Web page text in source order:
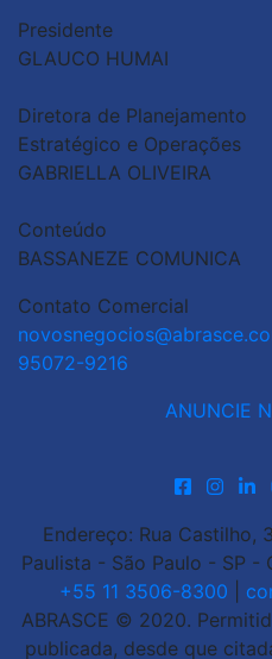
Presidente
GLAUCO HUMAI
Diretora de Planejamento
Estratégico e Operações
GABRIELLA OLIVEIRA
Conteúdo
BASSANEZE COMUNICA
Contato Comercial
95072-9216
ANUNCIE
Endereço: Rua Castilho,
Paulista - São Paulo - SP -
+55 11 3506-8300
ABRASCE © 2020.
publicada, desde que